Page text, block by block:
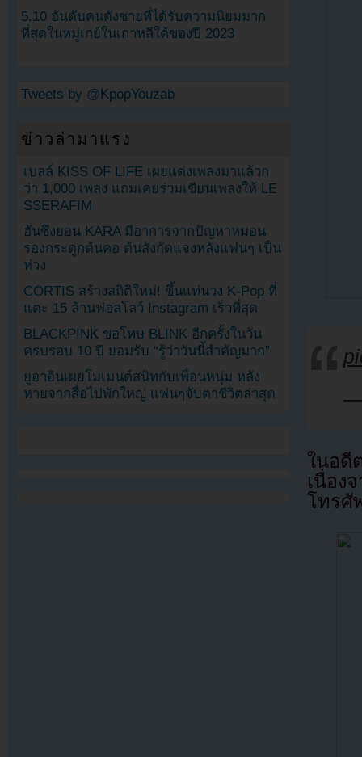
—
ในอดี
เนื่อง
โทรศั
5.10 อันดับคนดังชายที่ได้รับความนิยมมาก
ที่สุดในหมู่เกย์ในเกาหลีใต้ของปี 2023
Tweets by @KpopYouzab
ข่าวล่ามาแรง
เบลล์ KISS OF LIFE เผยแต่งเพลงมาแล้วก
ว่า 1,000 เพลง แถมเคยร่วมเขียนเพลงให้ LE
SSERAFIM
ฮันซึงยอน KARA มีอาการจากปัญหาหมอน
รองกระดูกต้นคอ ต้นสังกัดแจงหลังแฟนๆ เป็น
ห่วง
CORTIS สร้างสถิติใหม่! ขึ้นแท่นวง K-Pop ที่
แตะ 15 ล้านฟอลโลว์ Instagram เร็วที่สุด
BLACKPINK ขอโทษ BLINK อีกครั้งในวัน
ครบรอบ 10 ปี ยอมรับ “รู้ว่าวันนี้สำคัญมาก”
ยูอาอินเผยโมเมนต์สนิทกับเพื่อนหนุ่ม หลัง
หายจากสื่อไปพักใหญ่ แฟนๆจับตาชีวิตล่าสุด